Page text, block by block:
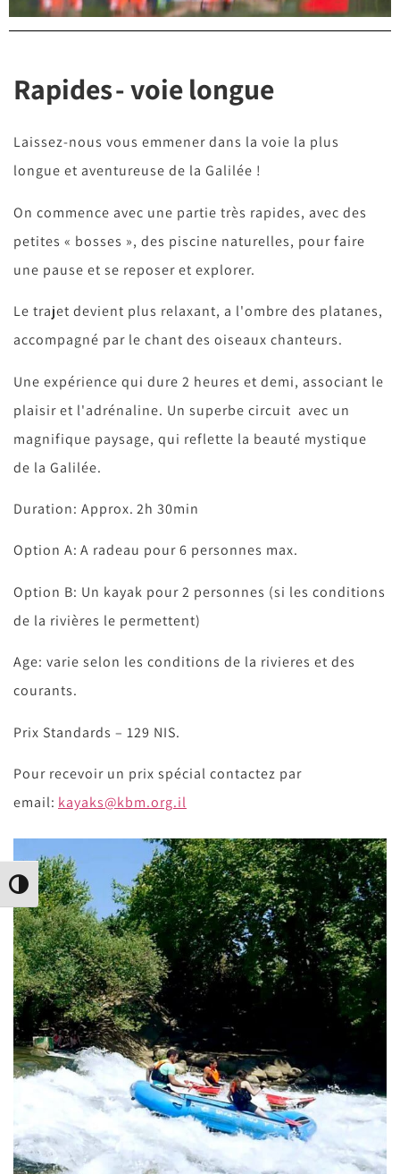
Rapides - voie longue
Laissez-nous vous emmener dans la voie la plus
longue et aventureuse de la Galilée !
On commence avec une partie très rapides, avec des
petites « bosses », des piscine naturelles, pour faire
une pause et se reposer et explorer.
Le trajet devient plus relaxant, a l'ombre des platanes,
accompagné par le chant des oiseaux chanteurs.
Une expérience qui dure 2 heures et demi, associant le
plaisir et l'adrénaline. Un superbe circuit avec un
magnifique paysage, qui reflette la beauté mystique
de la Galilée.
Duration: Approx. 2h 30min
Option A: A radeau pour 6 personnes max.
Option B: Un kayak pour 2 personnes (si les conditions
de la rivières le permettent)
Age: varie selon les conditions de la rivieres et des
courants.
Prix Standards – 129 NIS.
Pour recevoir un prix spécial contactez par
email: kayaks@kbm.org.il